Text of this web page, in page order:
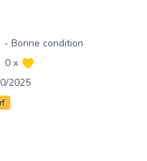
- Bonne condition
0 x
2025